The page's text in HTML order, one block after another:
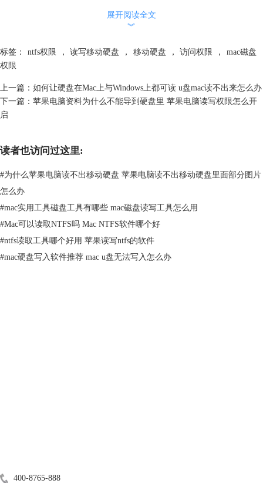
当苹果电脑连接的硬盘在电脑桌面被显示时，右键硬盘图标，单击【显示
ntfs格式硬盘在苹果电脑本不具备被写入、取出、修改数据的权限。下面
我们来解决方案吧！
直接的方案是将ntfs格式硬盘格式化为苹果电脑可正常读写的格式，如fat
类或Mac OS扩展等。
（1）启动磁盘工具
使用苹果电脑自带磁盘工具对硬盘进行格式化的操作重点，在于选择格
展开阅读全文
︾
标签： ntfs权限 ， 读写移动硬盘 ， 移动硬盘 ， 访问权限 ，
mac磁盘
权限
上一篇： 如何让硬盘在Mac上与Windows上都可读 u盘mac读不出来怎么办
下一篇： 苹果电脑资料为什么不能导到硬盘里 苹果电脑读写权限怎么开
启
读者也访问过这里:
#为什么苹果电脑读不出移动硬盘 苹果电脑读不出移动硬盘里面部分图片
怎么办
#mac实用工具磁盘工具有哪些 mac磁盘读写工具怎么用
#Mac可以读取NTFS吗 Mac NTFS软件哪个好
#ntfs读取工具哪个好用 苹果读写ntfs的软件
#mac硬盘写入软件推荐 mac u盘无法写入怎么办
400-8765-888